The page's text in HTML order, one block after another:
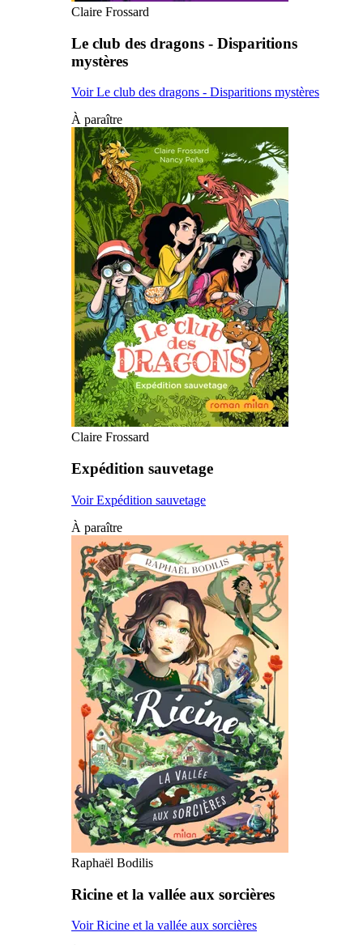
Claire Frossard
Le club des dragons - Disparitions
mystères
Voir Le club des dragons - Disparitions mystères
À paraître
Claire Frossard
Expédition sauvetage
Voir Expédition sauvetage
À paraître
Raphaël Bodilis
Ricine et la vallée aux sorcières
Voir Ricine et la vallée aux sorcières